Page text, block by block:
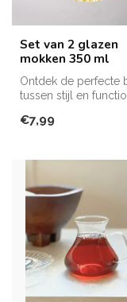
Set van 2 glazen
mokken 350 ml
Ontdek de perfecte
tussen stijl en
€7,99